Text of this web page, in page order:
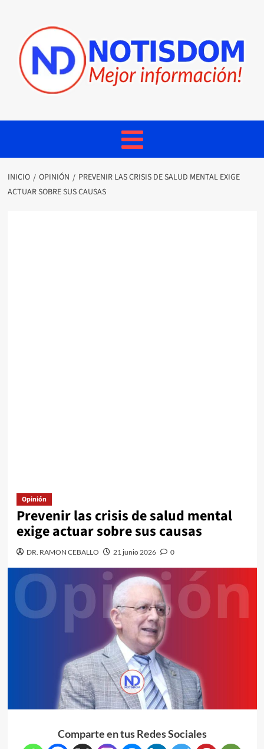
INICIO OPINIÓN
PREVENIR LAS CRISIS DE SALUD MENTAL EXIGE
ACTUAR SOBRE SUS CAUSAS
Opinión
Prevenir las crisis de salud mental
exige actuar sobre sus causas
DR. RAMON CEBALLO 21 junio 2026 0
Comparte en tus Redes Sociales